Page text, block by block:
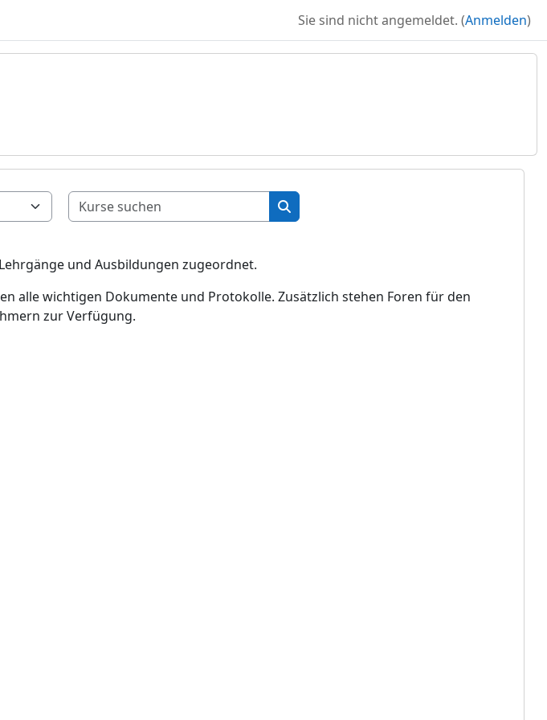
Sie sind nicht angemeldet. (Anmelden)
Kurse suchen
Kurse suchen
und Ausbildungen zugeordnet.
alle wichtigen Dokumente und Protokolle. Zusätzlich stehen Foren für den
zur Verfügung.